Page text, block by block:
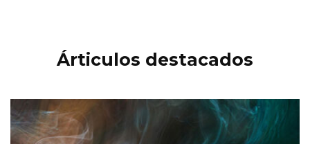
Árticulos destacados